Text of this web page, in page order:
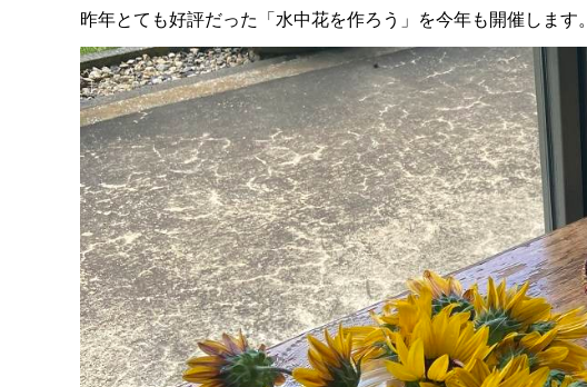
昨年とても好評だった「水中花を作ろう」を今年も開催します。